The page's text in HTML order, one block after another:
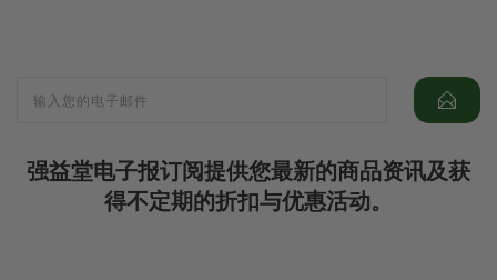
强益堂电子报订阅提供您最新的商品资讯及获
得不定期的折扣与优惠活动。